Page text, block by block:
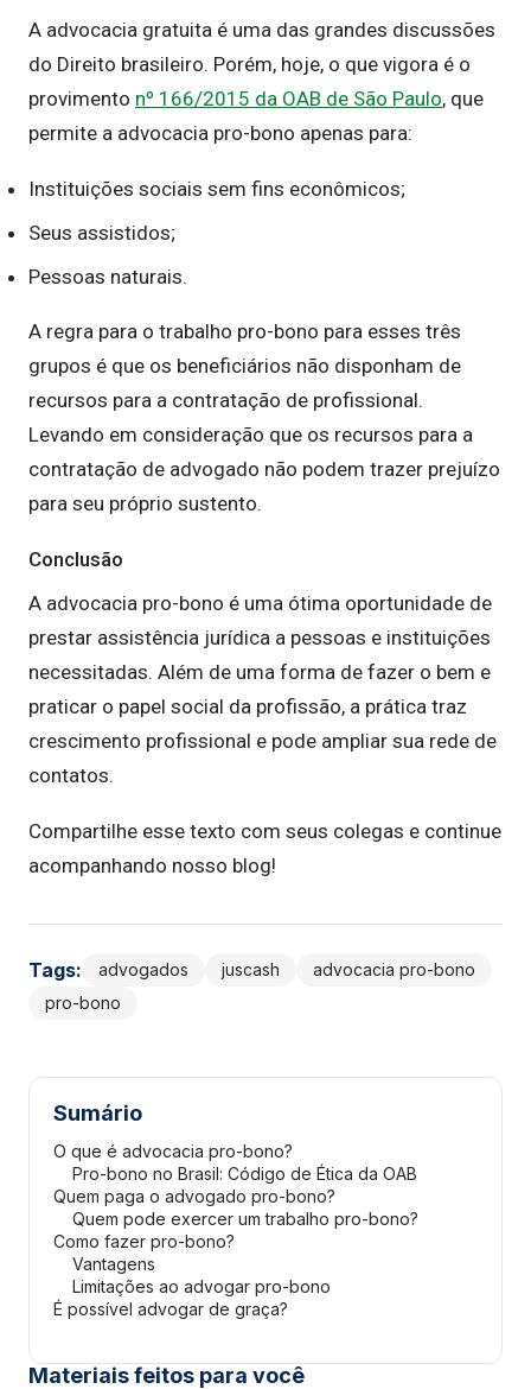
A advocacia gratuita é uma das grandes discussões
do Direito brasileiro. Porém, hoje, o que vigora é o
provimento nº 166/2015 da OAB de São Paulo, que
permite a advocacia pro-bono apenas para:
Instituições sociais sem fins econômicos;
Seus assistidos;
Pessoas naturais.
A regra para o trabalho pro-bono para esses três
grupos é que os beneficiários não disponham de
recursos para a contratação de profissional.
Levando em consideração que os recursos para a
contratação de advogado não podem trazer prejuízo
para seu próprio sustento.
Conclusão
A advocacia pro-bono é uma ótima oportunidade de
prestar assistência jurídica a pessoas e instituições
necessitadas. Além de uma forma de fazer o bem e
praticar o papel social da profissão, a prática traz
crescimento profissional e pode ampliar sua rede de
contatos.
Compartilhe esse texto com seus colegas e continue
acompanhando nosso blog!
Tags: advogados juscash
advocacia pro-bono
pro-bono
Sumário
O que é advocacia pro-bono?
Pro-bono no Brasil: Código de Ética da OAB
Quem paga o advogado pro-bono?
Quem pode exercer um trabalho pro-bono?
Como fazer pro-bono?
Vantagens
Limitações ao advogar pro-bono
É possível advogar de graça?
Materiais feitos para você